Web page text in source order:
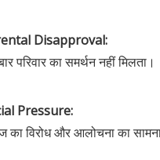
Disapproval:
परिवार का समर्थन नहीं मिलता।
Pressure:
का विरोध और आलोचना का